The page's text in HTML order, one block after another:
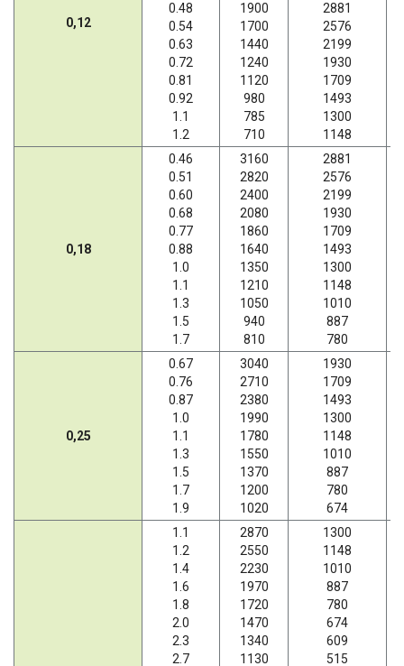
0,12
0.48
0.54
0.63
0.72
0.81
0.92
1.1
1.2
1900
1700
1440
1240
1120
980
785
710
2881
2576
2199
1930
1709
1493
1300
1148
0,18
0.46
0.51
0.60
0.68
0.77
0.88
1.0
1.1
1.3
1.5
1.7
3160
2820
2400
2080
1860
1640
1350
1210
1050
940
810
2881
2576
2199
1930
1709
1493
1300
1148
1010
887
780
0,25
0.67
0.76
0.87
1.0
1.1
1.3
1.5
1.7
1.9
3040
2710
2380
1990
1780
1550
1370
1200
1020
1930
1709
1493
1300
1148
1010
887
780
674
1.1
1.2
1.4
1.6
1.8
2.0
2.3
2.7
2870
2550
2230
1970
1720
1470
1340
1130
1300
1148
1010
887
780
674
609
515